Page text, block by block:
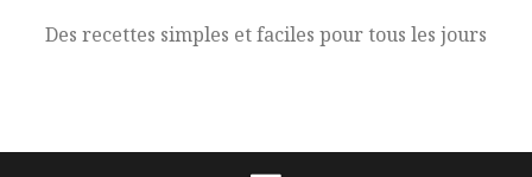
Des recettes simples et faciles pour tous les jours